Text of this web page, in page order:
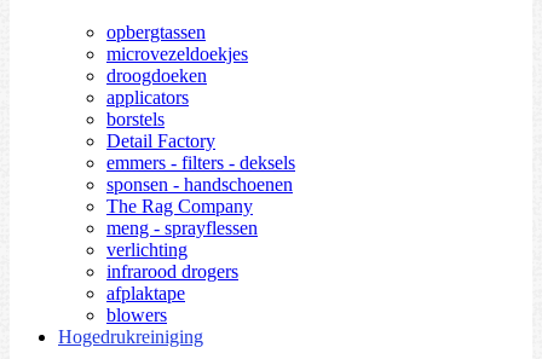
opbergtassen
microvezeldoekjes
droogdoeken
applicators
borstels
Detail Factory
emmers - filters - deksels
sponsen - handschoenen
The Rag Company
meng - sprayflessen
verlichting
infrarood drogers
afplaktape
blowers
Hogedrukreiniging